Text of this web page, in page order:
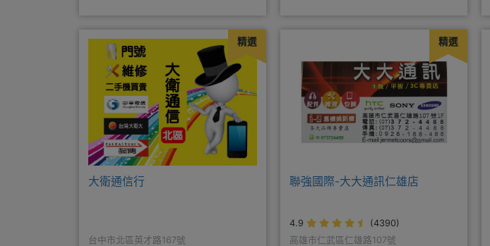
精選
大衛通信行
台中市北區英才路167號
精選
聯強國際-大大通訊仁雄店
4.9
(4390)
高雄市仁武區仁雄路107號